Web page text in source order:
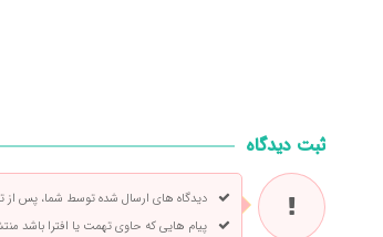
ثبت دیدگاه
دیدگاه های ارسال شده توسط شما، پس
پیام هایی که حاوی تهمت یا افترا باشد